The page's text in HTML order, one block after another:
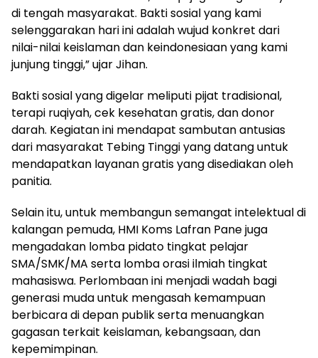
di tengah masyarakat. Bakti sosial yang kami
selenggarakan hari ini adalah wujud konkret dari
nilai-nilai keislaman dan keindonesiaan yang kami
junjung tinggi,” ujar Jihan.
Bakti sosial yang digelar meliputi pijat tradisional,
terapi ruqiyah, cek kesehatan gratis, dan donor
darah. Kegiatan ini mendapat sambutan antusias
dari masyarakat Tebing Tinggi yang datang untuk
mendapatkan layanan gratis yang disediakan oleh
panitia.
Selain itu, untuk membangun semangat intelektual di
kalangan pemuda, HMI Koms Lafran Pane juga
mengadakan lomba pidato tingkat pelajar
SMA/SMK/MA serta lomba orasi ilmiah tingkat
mahasiswa. Perlombaan ini menjadi wadah bagi
generasi muda untuk mengasah kemampuan
berbicara di depan publik serta menuangkan
gagasan terkait keislaman, kebangsaan, dan
kepemimpinan.